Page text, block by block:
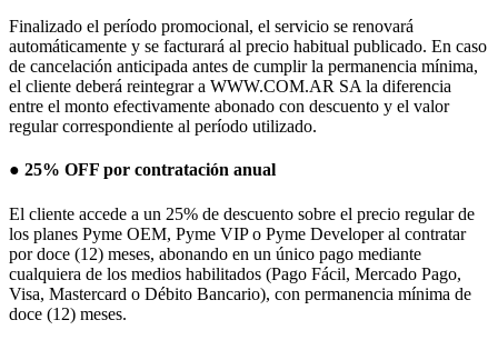
Finalizado el período promocional, el servicio se renovará
automáticamente y se facturará al precio habitual publicado. En caso
de cancelación anticipada antes de cumplir la permanencia mínima,
el cliente deberá reintegrar a WWW.COM.AR SA la diferencia
entre el monto efectivamente abonado con descuento y el valor
regular correspondiente al período utilizado.
● 25% OFF por contratación anual
El cliente accede a un 25% de descuento sobre el precio regular de
los planes Pyme OEM, Pyme VIP o Pyme Developer al contratar
por doce (12) meses, abonando en un único pago mediante
cualquiera de los medios habilitados (Pago Fácil, Mercado Pago,
Visa, Mastercard o Débito Bancario), con permanencia mínima de
doce (12) meses.